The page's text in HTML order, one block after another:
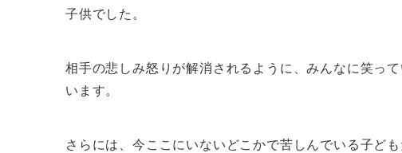
子供でした。
相手の悲しみ怒りが解消されるように、みんなに笑っ
います。
さらには、今ここにいないどこかで苦しんでいる子ど